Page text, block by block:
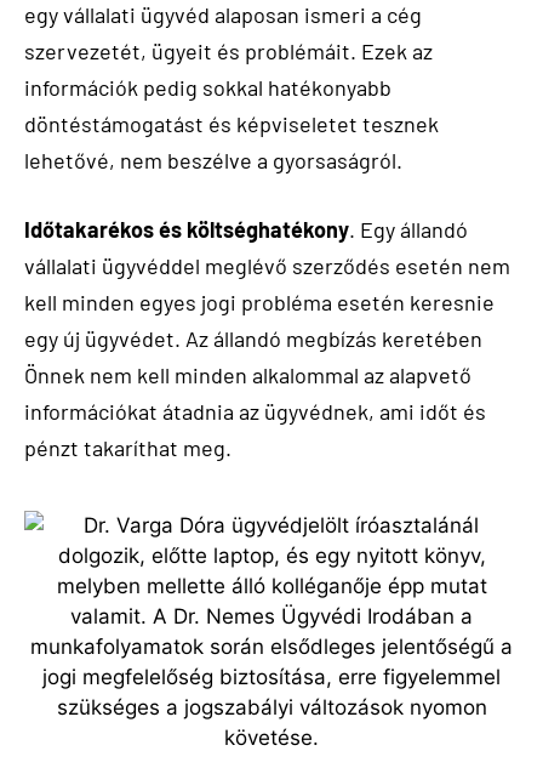
egy vállalati ügyvéd alaposan ismeri a cég
szervezetét, ügyeit és problémáit. Ezek az
információk pedig sokkal hatékonyabb
döntéstámogatást és képviseletet tesznek
lehetővé, nem beszélve a gyorsaságról.
Időtakarékos és költséghatékony. Egy állandó
vállalati ügyvéddel meglévő szerződés esetén nem
kell minden egyes jogi probléma esetén keresnie
egy új ügyvédet. Az állandó megbízás keretében
Önnek nem kell minden alkalommal az alapvető
információkat átadnia az ügyvédnek, ami időt és
pénzt takaríthat meg.